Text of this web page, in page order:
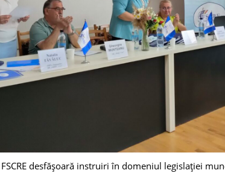
desfășoară instruiri în domeniul legislației